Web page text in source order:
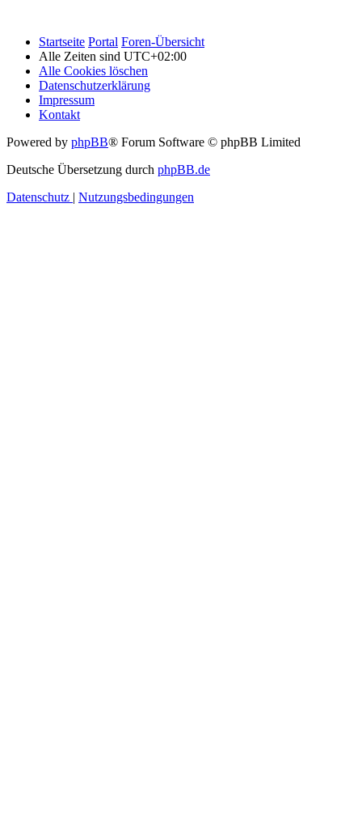
Startseite Portal Foren-Übersicht
Alle Zeiten sind UTC+02:00
Alle Cookies löschen
Datenschutzerklärung
Impressum
Kontakt
Powered by phpBB® Forum Software © phpBB Limited
Deutsche Übersetzung durch phpBB.de
Datenschutz | Nutzungsbedingungen